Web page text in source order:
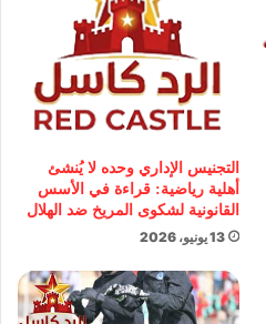
التجنيس الإداري وحده لا يُنشئ
أهلية رياضية: قراءة في الأسس
القانونية لشكوى المريخ ضد الهلال
13 يونيو، 2026